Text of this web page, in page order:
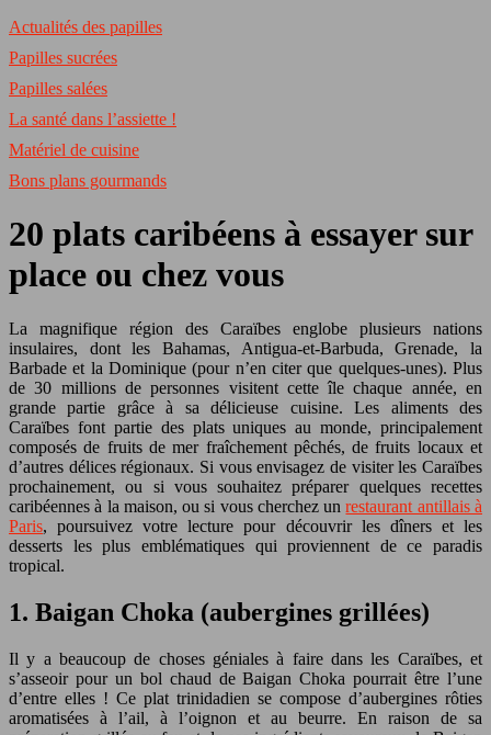
Actualités des papilles
Papilles sucrées
Papilles salées
La santé dans l’assiette !
Matériel de cuisine
Bons plans gourmands
20 plats caribéens à essayer sur
place ou chez vous
La magnifique région des Caraïbes englobe plusieurs nations
insulaires, dont les Bahamas, Antigua-et-Barbuda, Grenade, la
Barbade et la Dominique (pour n’en citer que quelques-unes). Plus
de 30 millions de personnes visitent cette île chaque année, en
grande partie grâce à sa délicieuse cuisine. Les aliments des
Caraïbes font partie des plats uniques au monde, principalement
composés de fruits de mer fraîchement pêchés, de fruits locaux et
d’autres délices régionaux. Si vous envisagez de visiter les Caraïbes
prochainement, ou si vous souhaitez préparer quelques recettes
caribéennes à la maison, ou si vous cherchez unrestaurant antillais à
Paris, poursuivez votre lecture pour découvrir les dîners et les
desserts les plus emblématiques qui proviennent de ce paradis
tropical.
1. Baigan Choka (aubergines grillées)
Il y a beaucoup de choses géniales à faire dans les Caraïbes, et
s’asseoir pour un bol chaud de Baigan Choka pourrait être l’une
d’entre elles ! Ce plat trinidadien se compose d’aubergines rôties
aromatisées à l’ail, à l’oignon et au beurre. En raison de sa